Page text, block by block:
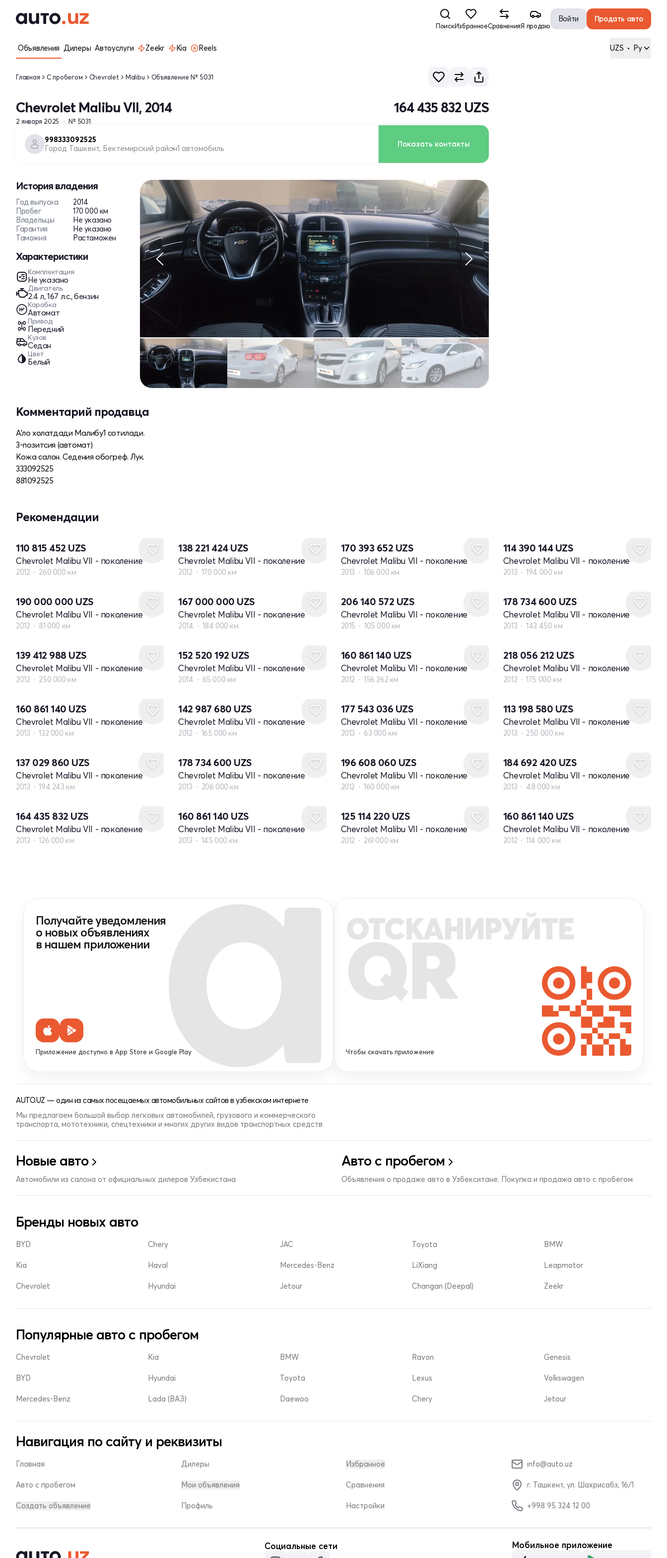
ПоискИзбранноеСравненияЯ продаю
Войти Продать авто
Объявления Дилеры Автоуслуги Zeekr Kia Reels UZS • Ру
Главная С пробегом Chevrolet Malibu Объявление № 5031
Chevrolet Malibu VII, 2014
2 января 2025 № 5031
164 435 832 UZS
998333092525
Город Ташкент, Бектемирский район1 автомобиль Показать контакты
История владения
Год выпуска
2014
Пробег
170 000 км
Владельцы
Не указано
Гарантия
Не указано
Таможня
Растаможен
Характеристики
Комплектация
Не указано
Двигатель
2.4 л, 167 л.с., бензин
Коробка
Автомат
Привод
Передний
Кузов
Седан
Цвет
Белый
Комментарий продавца
А'ло холатдади Малибу1 сотилади.
3-позитсия (автомат)
Кожа салон. Седения обогреф. Лук.
333092525
881092525
Рекомендации
110 815 452 UZS
Chevrolet Malibu VII - поколение
2012 260 000 км
138 221 424 UZS
Chevrolet Malibu VII - поколение
2012 170 000 км
170 393 652 UZS
Chevrolet Malibu VII - поколение
2013 106 000 км
114 390 144 UZS
Chevrolet Malibu VII - поколение
2013 194 000 км
190 000 000 UZS
Chevrolet Malibu VII - поколение
2012 81 000 км
167 000 000 UZS
Chevrolet Malibu VII - поколение
2014 184 000 км
206 140 572 UZS
Chevrolet Malibu VII - поколение
2015 105 000 км
178 734 600 UZS
Chevrolet Malibu VII - поколение
2013 143 450 км
139 412 988 UZS
Chevrolet Malibu VII - поколение
2012 250 000 км
152 520 192 UZS
Chevrolet Malibu VII - поколение
2014 65 000 км
160 861 140 UZS
Chevrolet Malibu VII - поколение
2012 156 262 км
218 056 212 UZS
Chevrolet Malibu VII - поколение
2012 175 000 км
160 861 140 UZS
Chevrolet Malibu VII - поколение
2013 132 000 км
142 987 680 UZS
Chevrolet Malibu VII - поколение
2012 165 000 км
177 543 036 UZS
Chevrolet Malibu VII - поколение
2013 63 000 км
113 198 580 UZS
Chevrolet Malibu VII - поколение
2013 250 000 км
137 029 860 UZS
Chevrolet Malibu VII - поколение
2013 194 243 км
178 734 600 UZS
Chevrolet Malibu VII - поколение
2013 206 000 км
196 608 060 UZS
Chevrolet Malibu VII - поколение
2012 160 000 км
184 692 420 UZS
Chevrolet Malibu VII - поколение
2013 48 000 км
164 435 832 UZS
Chevrolet Malibu VII - поколение
2013 126 000 км
160 861 140 UZS
Chevrolet Malibu VII - поколение
2013 145 000 км
125 114 220 UZS
Chevrolet Malibu VII - поколение
2012 261 000 км
160 861 140 UZS
Chevrolet Malibu VII - поколение
2012 114 000 км
Получайте уведомления
о новых объявлениях
в нашем приложении
Приложение доступно в App Store и Google Play
ОТСКАНИРУЙТЕ
QR
Чтобы скачать приложение
AUTO.UZ — один из самых посещаемых автомобильных сайтов в узбекском интернете
Мы предлагаем большой выбор легковых автомобилей, грузового и коммерческого
транспорта, мототехники, спецтехники и многих других видов транспортных средств
Новые авто
Автомобили из салона от официальных дилеров Узбекистана
Авто с пробегом
Объявления о продаже авто в Узбекситане. Покупка и продажа авто с пробегом
Бренды новых авто
BYD
Kia
Chevrolet
Chery
Haval
Hyundai
JAC
Mercedes-Benz
Jetour
Toyota
LiXiang
Changan (Deepal)
BMW
Leapmotor
Zeekr
Популярные авто с пробегом
Chevrolet
BYD
Mercedes-Benz
Kia
Hyundai
Lada (ВАЗ)
BMW
Toyota
Daewoo
Ravon
Lexus
Chery
Genesis
Volkswagen
Jetour
Навигация по сайту и реквизиты
Главная
Авто с пробегом
Создать объявление
Дилеры
Мои объявления
Профиль
Избранное
Сравнения
Настройки
info@auto.uz
г. Ташкент, ул. Шахрисабз, 16/1
+998 95 324 12 00
Социальные сети Мобильное приложение